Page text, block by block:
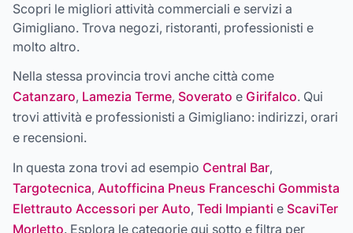
Scopri le migliori attività commerciali e servizi a
Gimigliano. Trova negozi, ristoranti, professionisti e
molto altro.
Nella stessa provincia trovi anche città come
Catanzaro, Lamezia Terme, Soverato e Girifalco. Qui
trovi attività e professionisti a Gimigliano: indirizzi, orari
e recensioni.
In questa zona trovi ad esempio Central Bar,
Targotecnica, Autofficina Pneus Franceschi Gommista
Elettrauto Accessori per Auto, Tedi Impianti e ScaviTer
Morletto. Esplora le categorie qui sotto e filtra per